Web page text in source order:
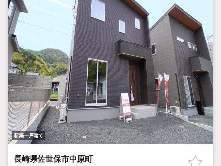
新築一戸建て
長崎県佐世保市中原町